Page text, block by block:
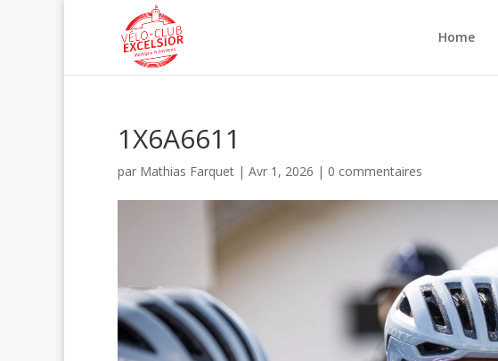
Home
1X6A6611
par Mathias Farquet | Avr 1, 2026 | 0 commentaires